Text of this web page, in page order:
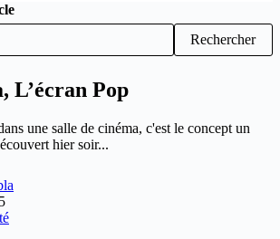
Rechercher
L’écran Pop
une salle de cinéma, c'est le concept un
hier soir...